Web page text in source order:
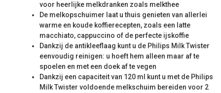
voor heerlijke melkdranken zoals melkthee
De melkopschuimer laat u thuis genieten van allerlei
warme en koude koffierecepten, zoals een latte
macchiato, cappuccino of de perfecte ijskoffie
Dankzij de antikleeflaag kunt u de Philips Milk Twister
eenvoudig reinigen: u hoeft hem alleen maar af te
spoelen en met een doek af te vegen
Dankzij een capaciteit van 120 ml kunt u met de Philips
Milk Twister voldoende melkschuim bereiden voor 2